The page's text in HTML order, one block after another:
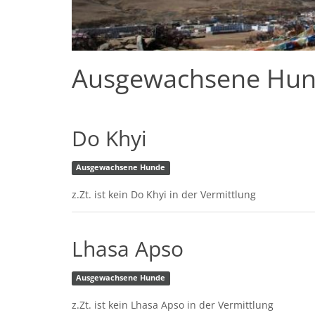
Ausgewachsene
Do Khyi
Ausgewachsene Hunde
z.Zt. ist kein Do Khyi in der Vermittlung
Lhasa Apso
Ausgewachsene Hunde
z.Zt. ist kein Lhasa Apso in der Vermittlung